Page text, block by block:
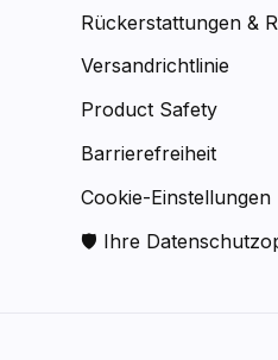
Rückerstattungen &
Versandrichtlinie
Product Safety
Barrierefreiheit
Cookie-Einstellungen
🛡 Ihre